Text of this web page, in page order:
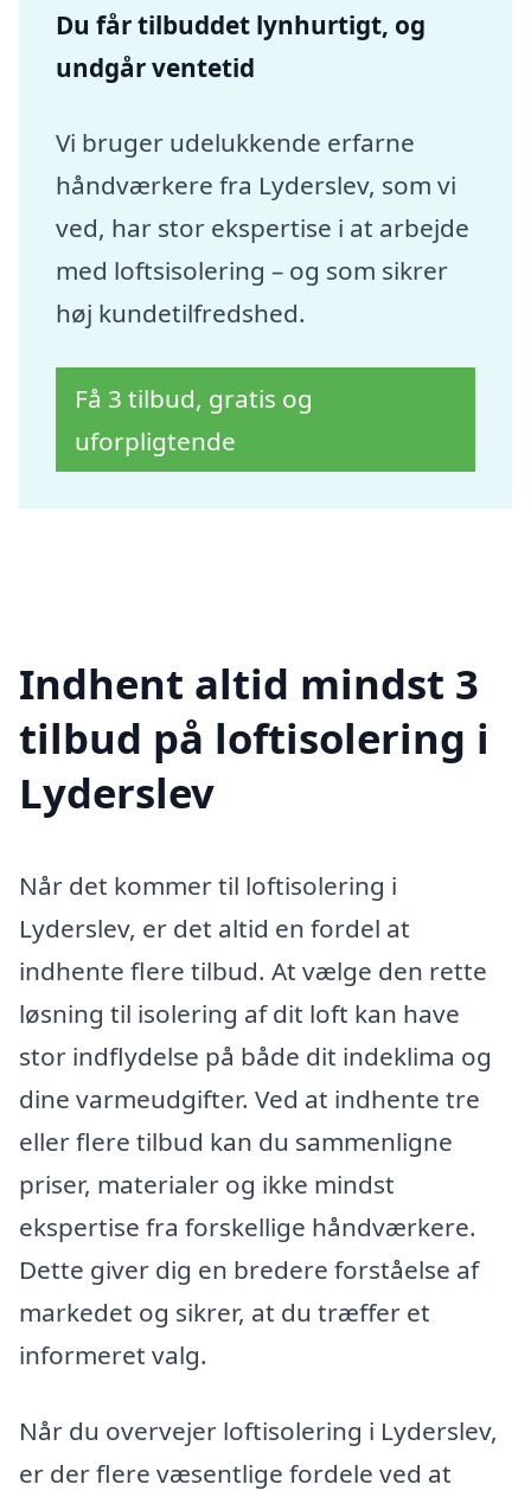
Du får tilbuddet lynhurtigt, og
undgår ventetid
Vi bruger udelukkende erfarne
håndværkere fra Lyderslev, som vi
ved, har stor ekspertise i at arbejde
med loftsisolering – og som sikrer
høj kundetilfredshed.
Få 3 tilbud, gratis og
uforpligtende
Indhent altid mindst 3
tilbud på loftisolering i
Lyderslev
Når det kommer til loftisolering i
Lyderslev, er det altid en fordel at
indhente flere tilbud. At vælge den rette
løsning til isolering af dit loft kan have
stor indflydelse på både dit indeklima og
dine varmeudgifter. Ved at indhente tre
eller flere tilbud kan du sammenligne
priser, materialer og ikke mindst
ekspertise fra forskellige håndværkere.
Dette giver dig en bredere forståelse af
markedet og sikrer, at du træffer et
informeret valg.
Når du overvejer loftisolering i Lyderslev,
er der flere væsentlige fordele ved at